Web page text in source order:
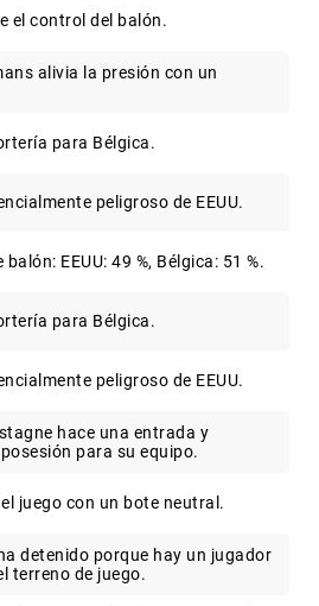
el control del balón.
alivia la presión con un
para Bélgica.
peligroso de EEUU.
balón: EEUU: 49 %, Bélgica: 51 %.
para Bélgica.
peligroso de EEUU.
hace una entrada y
para su equipo.
juego con un bote neutral.
detenido porque hay un jugador
terreno de juego.